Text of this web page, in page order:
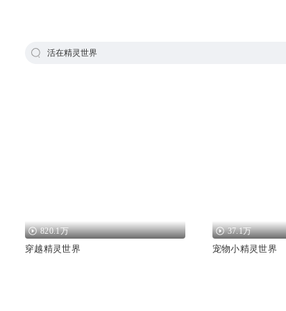
活在精灵世界
820.1万
穿越精灵世界
37.1万
宠物小精灵世界